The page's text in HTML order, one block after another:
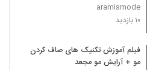
aramismode
۱۰ بازدید
فیلم آموزش تکنیک های صاف کردن
مو + آرایش مو مجعد